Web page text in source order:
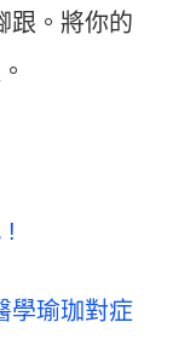
跟。將你的
!
學瑜珈對症